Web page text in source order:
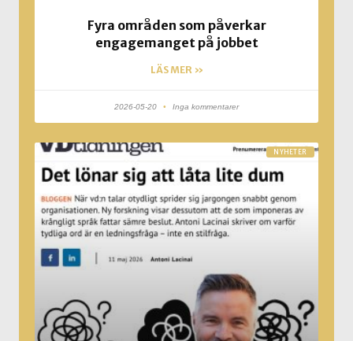
Fyra områden som påverkar
engagemanget på jobbet
LÄS MER »
2026-05-20 Inga kommentarer
NYHETER